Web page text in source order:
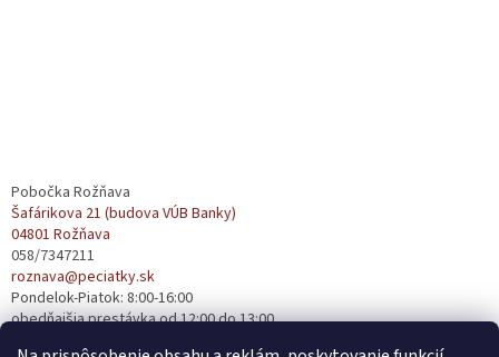
Pobočka Rožňava
Šafárikova 21 (budova VÚB Banky)
04801 Rožňava
058/7347211
roznava@peciatky.sk
Pondelok-Piatok: 8:00-16:00
obedňajšia prestávka od 12:00 do 13:00